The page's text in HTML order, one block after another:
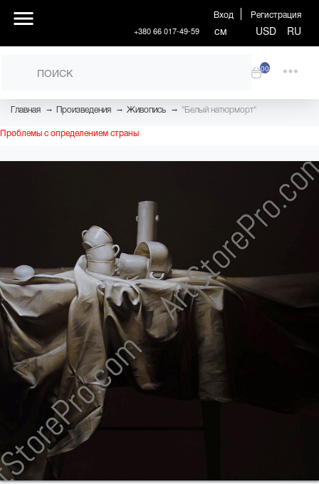
Вход Регистрация
+380 66 017-49-59 см USD RU
00
Главная → Произведения → Живопись → "Белый натюрморт"
Проблемы с определением страны